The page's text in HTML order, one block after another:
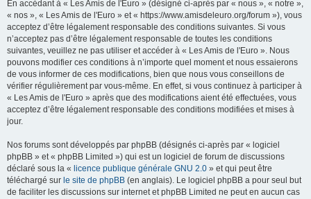
En accédant à « Les Amis de l'Euro » (désigné ci-après par « nous », « notre »,
« nos », « Les Amis de l'Euro » et « https://www.amisdeleuro.org/forum »), vous
acceptez d’être légalement responsable des conditions suivantes. Si vous
n’acceptez pas d’être légalement responsable de toutes les conditions
suivantes, veuillez ne pas utiliser et accéder à « Les Amis de l'Euro ». Nous
pouvons modifier ces conditions à n’importe quel moment et nous essaierons
de vous informer de ces modifications, bien que nous vous conseillons de
vérifier régulièrement par vous-même. En effet, si vous continuez à participer à
« Les Amis de l'Euro » après que des modifications aient été effectuées, vous
acceptez d’être légalement responsable des conditions modifiées et mises à
jour.
Nos forums sont développés par phpBB (désignés ci-après par « logiciel
phpBB » et « phpBB Limited ») qui est un logiciel de forum de discussions
déclaré sous la « licence publique générale GNU 2.0 » et qui peut être
téléchargé sur le site de phpBB (en anglais). Le logiciel phpBB a pour seul but
de faciliter les discussions sur internet et phpBB Limited ne peut en aucun cas